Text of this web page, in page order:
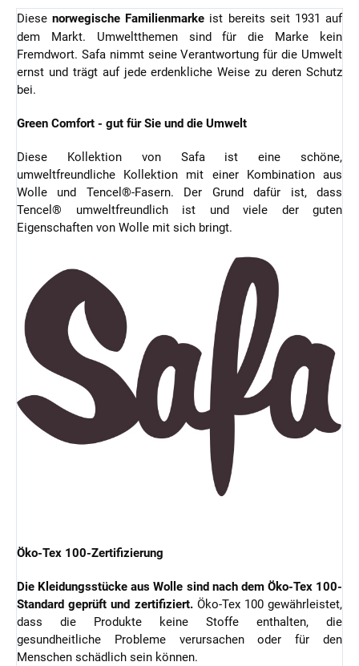
Diesenorwegische Familienmarke ist bereits seit 1931 auf
dem Markt. Umweltthemen sind für die Marke kein
Fremdwort. Safa nimmt seine Verantwortung für die Umwelt
ernst und trägt auf jede erdenkliche Weise zu deren Schutz
bei.
Green Comfort - gut für Sie und die Umwelt
Diese Kollektion von Safa ist eine schöne,
umweltfreundliche Kollektion mit einer Kombination aus
Wolle und Tencel®-Fasern. Der Grund dafür ist, dass
Tencel® umweltfreundlich ist und viele der guten
Eigenschaften von Wolle mit sich bringt.
Öko-Tex 100-Zertifizierung
Die Kleidungsstücke aus Wolle sind nach dem Öko-Tex 100-
Standard geprüft und zertifiziert.Öko-Tex 100 gewährleistet,
dass die Produkte keine Stoffe enthalten, die
gesundheitliche Probleme verursachen oder für den
Menschen schädlich sein können.